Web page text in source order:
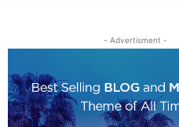
- Advertisment -